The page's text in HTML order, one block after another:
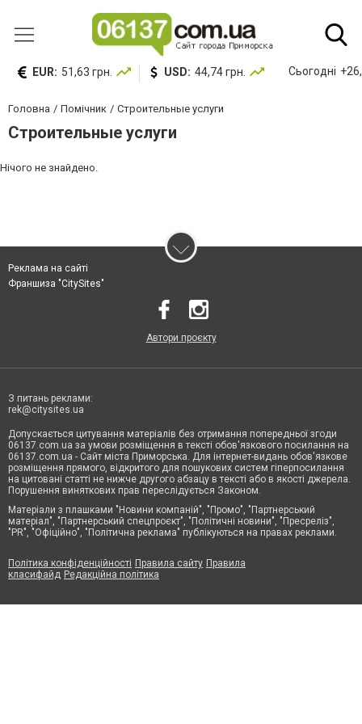
EUR: 51,63 грн. USD: 44,74 грн. Сьогодні
Головна Помічник Строительные услуги
Строительные услуги
Нічого не знайдено.
Реклама на сайті
Франшиза "CitySites"
Автори проєкту
З питань реклами:
rek@citysites.ua
Допускається цитування матеріалів без отримання попередньої згоди
06137.com.ua за умови розміщення в тексті обов'язкового посилання на
06137.com.ua - Сайт міста Приморська. Для інтернет-видань обов'язкове
розміщення прямого, відкритого для пошукових систем гіперпосилання
на цитовані статті не нижче другого абзацу в тексті або в якості джерела.
Порушення виняткових прав переслідується Законом.
Матеріали з плашками "Новини компаній", "Промо", "Партнерський
матеріал", "Партнерський спецпроєкт", "Політичні новини", "Пресреліз",
"PR", "Офіційно", "Політична реклама" публікуються на правах реклами.
Політика конфіденційності Правила сайту Правила
класифайд Редакційна політика